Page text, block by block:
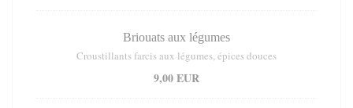
Briouats aux légumes
Croustillants farcis aux légumes, épices douces
9,00 EUR